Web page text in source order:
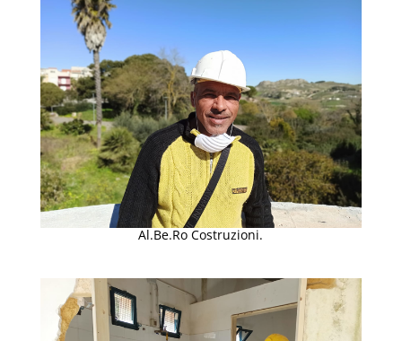
Al.Be.Ro Costruzioni.